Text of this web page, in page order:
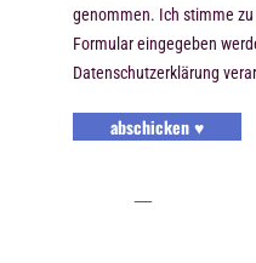
genommen. Ich stimme
Formular eingegeben
Datenschutzerklärung
abschicken ♥